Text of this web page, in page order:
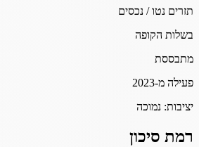
תזרים נטו / נכסים
בשלות הקופה
מתבססת
פעילה מ-2023
יציבות: נמוכה
רמת סיכון